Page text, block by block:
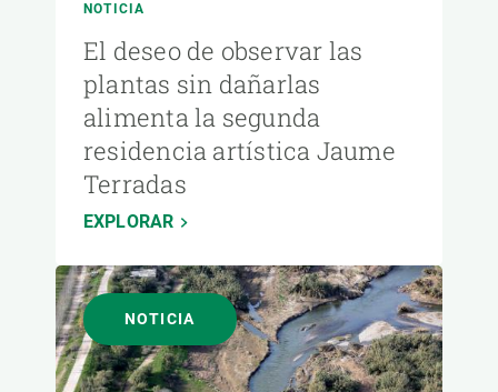
NOTICIA
El deseo de observar las
plantas sin dañarlas
alimenta la segunda
residencia artística Jaume
Terradas
EXPLORAR
NOTICIA